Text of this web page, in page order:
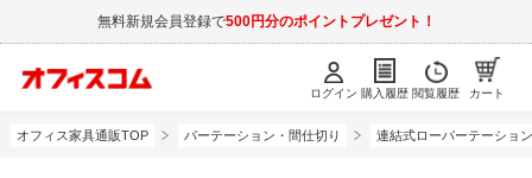
無料新規会員登録で500円分のポイントプレゼント！
ログイン 購入履歴 閲覧履歴 カート
オフィス家具通販TOP パーテーション・間仕切り 連結式ローパーテーション